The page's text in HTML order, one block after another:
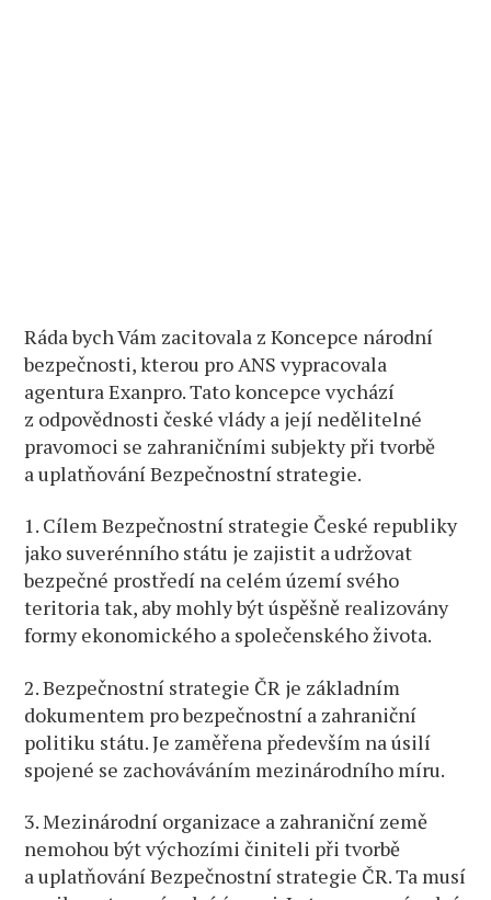
Ráda bych Vám zacitovala z Koncepce národní
bezpečnosti, kterou pro ANS vypracovala
agentura Exanpro. Tato koncepce vychází
z odpovědnosti české vlády a její nedělitelné
pravomoci se zahraničními subjekty při tvorbě
a uplatňování Bezpečnostní strategie.
1. Cílem Bezpečnostní strategie České republiky
jako suverénního státu je zajistit a udržovat
bezpečné prostředí na celém území svého
teritoria tak, aby mohly být úspěšně realizovány
formy ekonomického a společenského života.
2. Bezpečnostní strategie ČR je základním
dokumentem pro bezpečnostní a zahraniční
politiku státu. Je zaměřena především na úsilí
spojené se zachováváním mezinárodního míru.
3. Mezinárodní organizace a zahraniční země
nemohou být výchozími činiteli při tvorbě
a uplatňování Bezpečnostní strategie ČR. Ta musí